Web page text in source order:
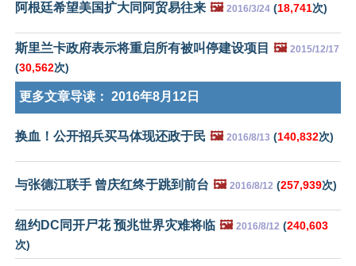
阿根廷希望美国扩大同阿贸易往来 🖼️ 2016/3/24 (18,741次)
斯里兰卡政府表示将重启所有被叫停建设项目 🖼️ 2015/12/17
(30,562次)
更多文章导读： 2016年8月12日
换血！公开招兵买马体现还政于民 🖼️ 2016/8/13 (140,832次)
与张德江联手 曾庆红终于跳到前台 🖼️ 2016/8/12 (257,939次)
纽约DC同开尸花 预兆世界灾难将临 🖼️ 2016/8/12 (240,603
次)